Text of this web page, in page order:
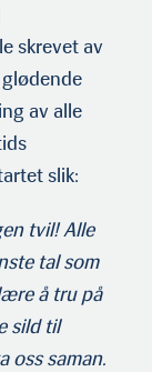
skrevet av
av alle
slik:
tvil! Alle
tal som
å tru på
sild til
oss saman.